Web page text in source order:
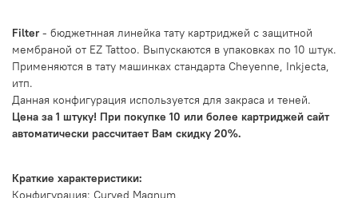
Filter - бюджетнная линейка тату картриджей с защитной
мембраной от EZ Tattoo. Выпускаются в упаковках по 10 штук.
Применяются в тату машинках стандарта Cheyenne, Inkjecta,
итп.
Данная конфигурация используется для закраса и теней.
Цена за 1 штуку! При покупке 10 или более картриджей сайт
автоматически рассчитает Вам скидку 20%.
Краткие характеристики:
Конфигурация: Curved Magnum,